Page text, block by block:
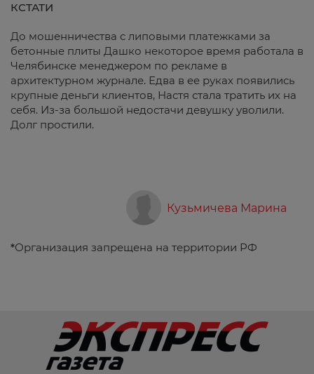
КСТАТИ
До мошенничества с липовыми платежками за
бетонные плиты Дашко некоторое время работала в
Челябинске менеджером по рекламе в
архитектурном журнале. Едва в ее руках появились
крупные деньги клиентов, Настя стала тратить их на
себя. Из-за большой недостачи девушку уволили.
Долг простили.
Кузьмичева Марина
*Организация запрещена на территории РФ